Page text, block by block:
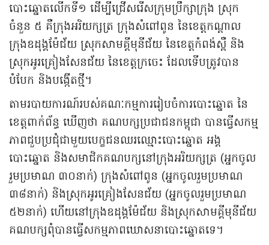
បោះឆ្នោតលើកទី១ ដើម្បីជ្រើសរើសក្រុមប្រឹក្សាក្រុង ស្រុក
ចំនួន ៥ គឺក្រុងអរិយក្សត្រ ក្រុងសំពៅពូន នៃខេត្តកណ្ដាល
ក្រុងឧដុង្គម៉ែជ័យ ស្រុកសាមគ្គីមុនីជ័យ នៃខេត្តកំពង់ស្ពឺ និង
ស្រុកអូរគ្រៀងសែនជ័យ នៃខេត្តក្រចេះ ដែលទើបត្រូវបាន
បំបែក និងបង្កើតថ្មី។
តាមរបាយការណ៍របស់គណៈកម្មការរៀបចំការបោះឆ្នោត នៃ
ខេត្តពាក់ព័ន្ធ ឃើញថា គណបក្សប្រជាជនកម្ពុជា បានធ្វើសកម្ម
ភាពជួបប្រជុំជាមួយបេក្ខជនឈរឈ្មោះបោះឆ្នោត អង្គ
បោះឆ្នោត និងសមាជិកគណបក្សនៅក្រុងអរិយក្សត្រ (អ្នកចូល
រួមប្រមាណ ៣០នាក់) ក្រុងសំពៅពូន (អ្នកចូលរួមប្រមាណ
៣៨នាក់) និងស្រុកអូរគ្រៀងសែនជ័យ (អ្នកចូលរួមប្រមាណ
៥២នាក់) ហើយនៅក្រុងឧដុង្គម៉ែជ័យ និងស្រុកសាមគ្គីមុនីជ័យ
គណបក្សពុំបានធ្វើសកម្មភាពឃោសនាបោះឆ្នោតទេ។